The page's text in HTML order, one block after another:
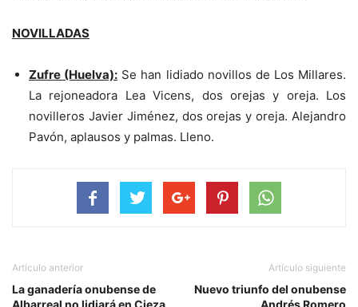
NOVILLADAS
Zufre (Huelva): Se han lidiado novillos de Los Millares.
La rejoneadora Lea Vicens, dos orejas y oreja. Los
novilleros Javier Jiménez, dos orejas y oreja. Alejandro
Pavón, aplausos y palmas. Lleno.
Artículo anterior
La ganadería onubense de
Albarreal no lidiará en Cieza
Artículo siguiente
Nuevo triunfo del onubense
Andrés Romero